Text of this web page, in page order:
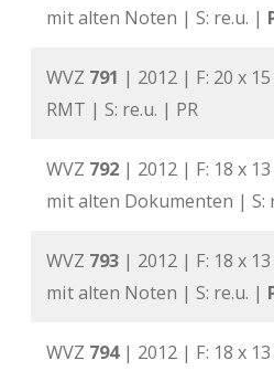
mit alten Noten | S: re.u. |
WVZ 791 | 2012 | F: 20 x
RMT | S: re.u. | PR
WVZ 792 | 2012 | F: 18 x
mit alten Dokumenten | S:
WVZ 793 | 2012 | F: 18 x
mit alten Noten | S: re.u. |
WVZ 794 | 2012 | F: 18 x